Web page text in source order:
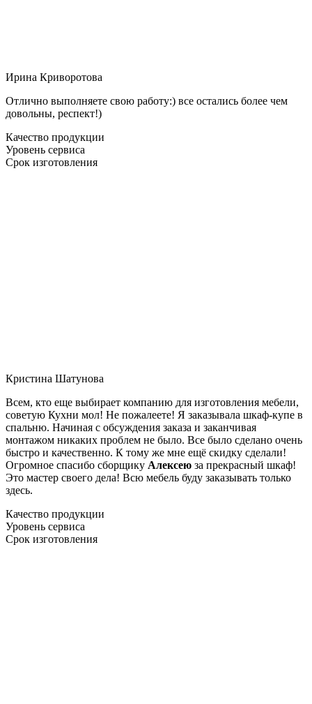
Ирина Криворотова
Отлично выполняете свою работу:) все остались более чем
довольны, респект!)
Качество продукции
Уровень сервиса
Срок изготовления
Кристина Шатунова
Всем, кто еще выбирает компанию для изготовления мебели,
советую Кухни мол! Не пожалеете! Я заказывала шкаф-купе в
спальню. Начиная с обсуждения заказа и заканчивая
монтажом никаких проблем не было. Все было сделано очень
быстро и качественно. К тому же мне ещё скидку сделали!
Огромное спасибо сборщику Алексею за прекрасный шкаф!
Это мастер своего дела! Всю мебель буду заказывать только
здесь.
Качество продукции
Уровень сервиса
Срок изготовления